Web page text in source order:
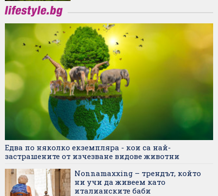
Едва по няколко екземпляра - кои са най-
застрашените от изчезване видове животни
Nonnamaxxing – трендът, който
ни учи да живеем като
италианските баби